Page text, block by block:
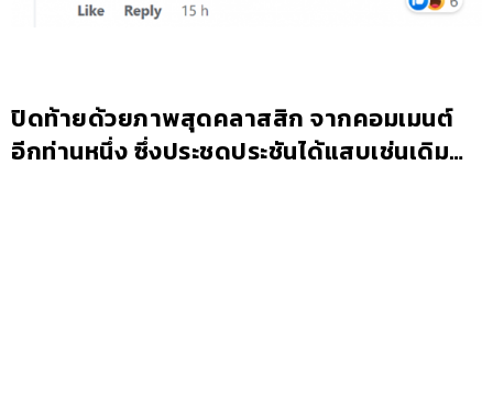
ปิดท้ายด้วยภาพสุดคลาสสิก จากคอมเมนต์
อีกท่านหนึ่ง ซึ่งประชดประชันได้แสบเช่นเดิม…